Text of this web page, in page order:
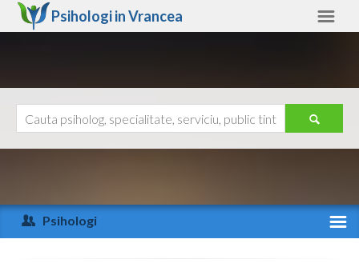
Psihologi inVrancea
Arad
Arges
Ajutor
Psihologi